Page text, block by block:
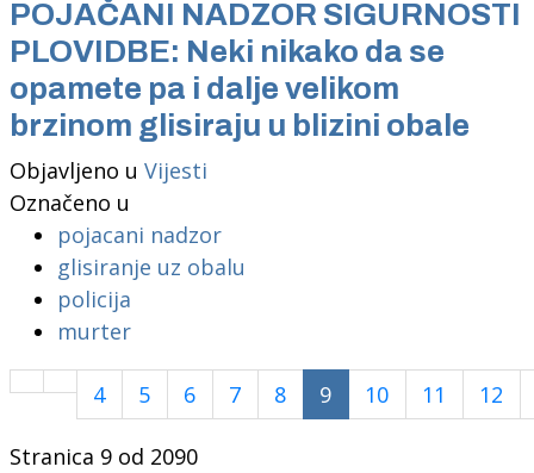
POJAČANI NADZOR SIGURNOSTI
PLOVIDBE: Neki nikako da se
opamete pa i dalje velikom
brzinom glisiraju u blizini obale
Objavljeno u Vijesti
Označeno u
pojacani nadzor
glisiranje uz obalu
policija
murter
4 5 6 7 8 9 10 11 12
Stranica 9 od 2090